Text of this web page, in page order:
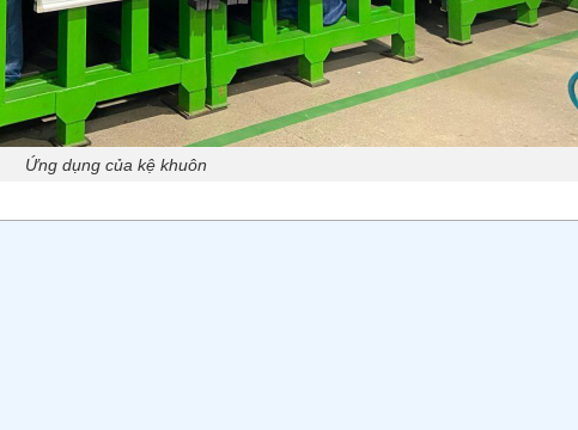
Ứng dụng của kệ khuôn